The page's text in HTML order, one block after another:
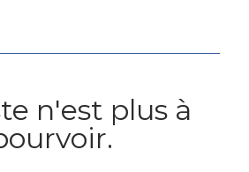
n'est plus à